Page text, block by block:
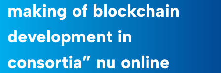
making of blockchain
development in
consortia” nu online